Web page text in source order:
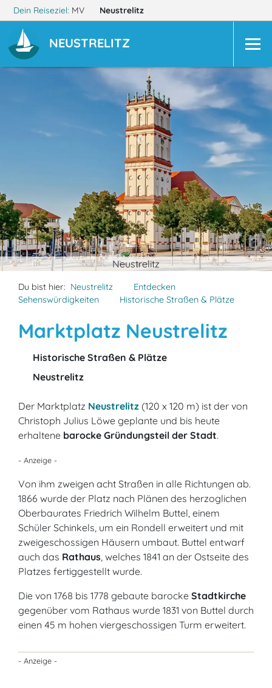
Dein Reiseziel: MV Neustrelitz
NEUSTRELITZ
Neustrelitz
Du bist hier: Neustrelitz
Entdecken
Sehenswürdigkeiten
Historische Straßen & Plätze
Marktplatz Neustrelitz
Historische Straßen & Plätze
Neustrelitz
Der Marktplatz Neustrelitz (120 x 120 m) ist der von
Christoph Julius Löwe geplante und bis heute
erhaltene barocke Gründungsteil der Stadt.
- Anzeige -
Von ihm zweigen acht Straßen in alle Richtungen ab.
1866 wurde der Platz nach Plänen des herzoglichen
Oberbaurates Friedrich Wilhelm Buttel, einem
Schüler Schinkels, um ein Rondell erweitert und mit
zweigeschossigen Häusern umbaut. Buttel entwarf
auch das Rathaus, welches 1841 an der Ostseite des
Platzes fertiggestellt wurde.
Die von 1768 bis 1778 gebaute barocke Stadtkirche
gegenüber vom Rathaus wurde 1831 von Buttel durch
einen 45 m hohen viergeschossigen Turm erweitert.
- Anzeige -